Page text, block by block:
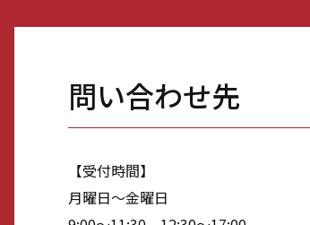
問い合わせ先
【受付時間】
月曜日～金曜日